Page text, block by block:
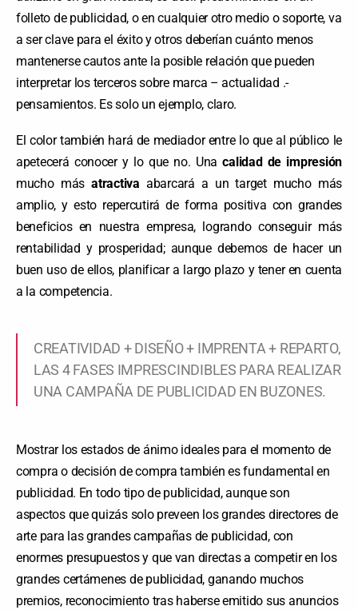
folleto de publicidad, o en cualquier otro medio o soporte, va
a ser clave para el éxito y otros deberían cuánto menos
mantenerse cautos ante la posible relación que pueden
interpretar los terceros sobre marca – actualidad .-
pensamientos. Es solo un ejemplo, claro.
El color también hará de mediador entre lo que al público le
apetecerá conocer y lo que no. Unacalidad de impresión
mucho másatractiva abarcará a un target mucho más
amplio, y esto repercutirá de forma positiva con grandes
beneficios en nuestra empresa, logrando conseguir más
rentabilidad y prosperidad; aunque debemos de hacer un
buen uso de ellos, planificar a largo plazo y tener en cuenta
a la competencia.
CREATIVIDAD + DISEÑO + IMPRENTA + REPARTO,
LAS 4 FASES IMPRESCINDIBLES PARA REALIZAR
UNA CAMPAÑA DE PUBLICIDAD EN BUZONES.
Mostrar los estados de ánimo ideales para el momento de
compra o decisión de compra también es fundamental en
publicidad. En todo tipo de publicidad, aunque son
aspectos que quizás solo preveen los grandes directores de
arte para las grandes campañas de publicidad, con
enormes presupuestos y que van directas a competir en los
grandes certámenes de publicidad, ganando muchos
premios, reconocimiento tras haberse emitido sus anuncios